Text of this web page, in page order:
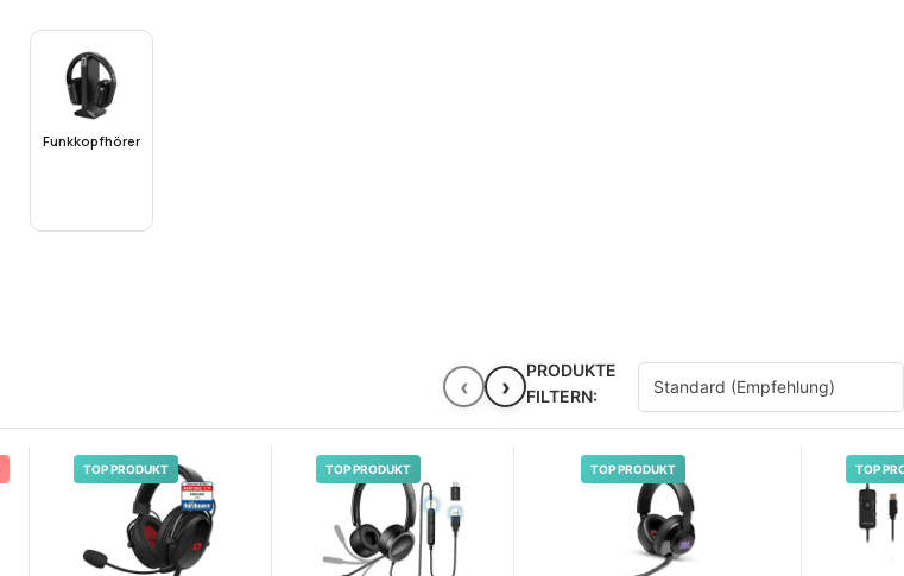
Funkkopfhörer
‹ ›
PRODUKTE
FILTERN:
TOP PRODUKT TOP PRODUKT TOP PRODUKT TOP